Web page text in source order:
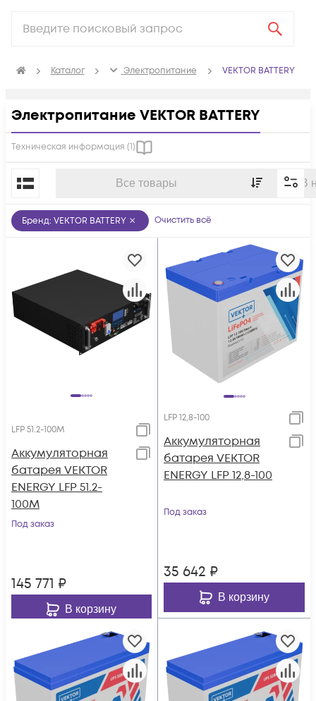
Каталог Электропитание VEKTOR BATTERY
Электропитание VEKTOR BATTERY
Техническая информация (1)
Все товары В
По популярности
Бренд: VEKTOR BATTERY Очистить всё
LFP 51.2-100M
Аккумуляторная
батарея VEKTOR
ENERGY LFP 51.2-
100M
Под заказ
145 771 ₽
В корзину
LFP 12,8-100
Аккумуляторная
батарея VEKTOR
ENERGY LFP 12,8-100
Под заказ
35 642 ₽
В корзину